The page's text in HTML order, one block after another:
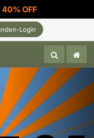
OFF
Login